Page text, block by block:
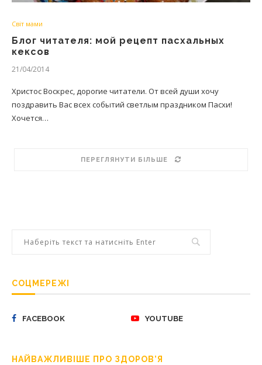
Світ мами
Блог читателя: мой рецепт пасхальных
кексов
21/04/2014
Христос Воскрес, дорогие читатели. От всей души хочу
поздравить Вас всех событий светлым праздником Пасхи!
Хочется…
ПЕРЕГЛЯНУТИ БІЛЬШЕ
СОЦМЕРЕЖІ
FACEBOOK YOUTUBE
НАЙВАЖЛИВІШЕ ПРО ЗДОРОВ’Я